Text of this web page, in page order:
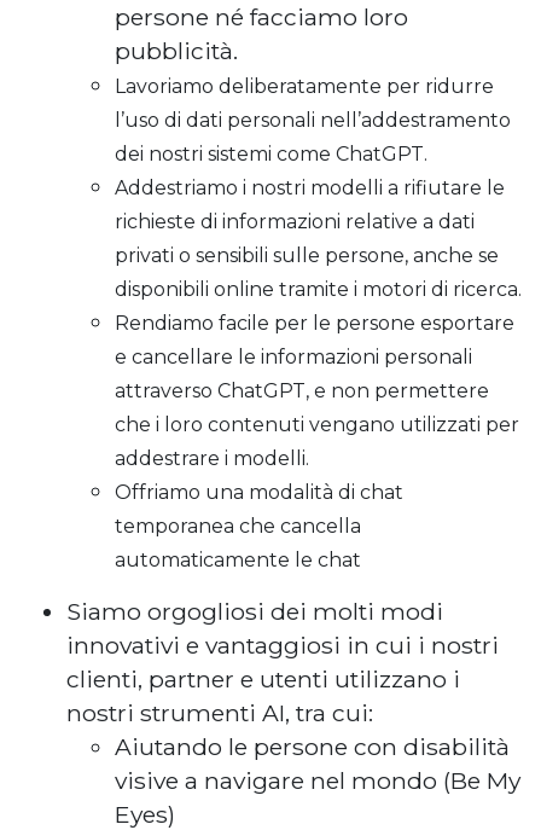
persone né facciamo loro
pubblicità.
Lavoriamo deliberatamente per ridurre
l’uso di dati personali nell’addestramento
dei nostri sistemi come ChatGPT.
Addestriamo i nostri modelli a rifiutare le
richieste di informazioni relative a dati
privati o sensibili sulle persone, anche se
disponibili online tramite i motori di ricerca.
Rendiamo facile per le persone esportare
e cancellare le informazioni personali
attraverso ChatGPT, e non permettere
che i loro contenuti vengano utilizzati per
addestrare i modelli.
Offriamo una modalità di chat
temporanea che cancella
automaticamente le chat
Siamo orgogliosi dei molti modi
innovativi e vantaggiosi in cui i nostri
clienti, partner e utenti utilizzano i
nostri strumenti AI, tra cui:
Aiutando le persone con disabilità
visive a navigare nel mondo (Be My
Eyes)